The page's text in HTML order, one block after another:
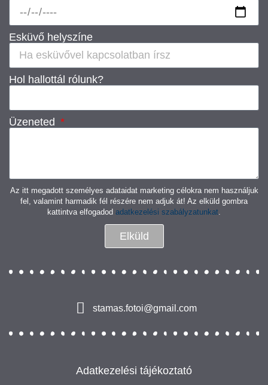
Esküvő helyszíne
Hol hallottál rólunk?
Üzeneted
Az itt megadott személyes adataidat marketing célokra nem használjuk
fel, valamint harmadik fél részére nem adjuk át! Az elküld gombra
kattintva elfogadod adatkezelési szabályzatunkat.
Elküld
stamas.fotoi@gmail.com
Adatkezelési tájékoztató